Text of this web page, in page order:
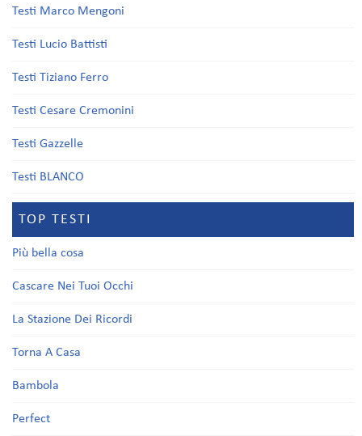
Testi Marco Mengoni
Testi Lucio Battisti
Testi Tiziano Ferro
Testi Cesare Cremonini
Testi Gazzelle
Testi BLANCO
TOP TESTI
Più bella cosa
Cascare Nei Tuoi Occhi
La Stazione Dei Ricordi
Torna A Casa
Bambola
Perfect